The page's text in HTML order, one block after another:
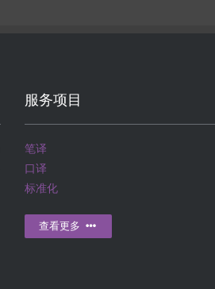
服务项目
笔译
口译
标准化
查看更多